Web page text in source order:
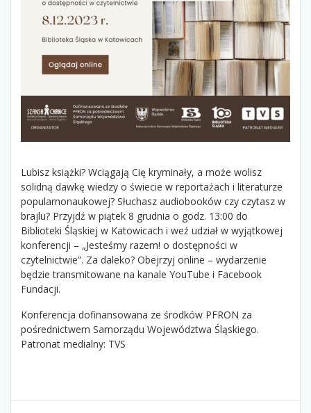
Lubisz książki? Wciągają Cię kryminały, a może wolisz
solidną dawkę wiedzy o świecie w reportażach i literaturze
popularnonaukowej? Słuchasz audiobooków czy czytasz w
brajlu? Przyjdź w piątek 8 grudnia o godz. 13:00 do
Biblioteki Śląskiej w Katowicach i weź udział w wyjątkowej
konferencji – „Jesteśmy razem! o dostępności w
czytelnictwie”. Za daleko? Obejrzyj online – wydarzenie
będzie transmitowane na kanale YouTube i Facebook
Fundacji.
Konferencja dofinansowana ze środków PFRON za
pośrednictwem Samorządu Województwa Śląskiego.
Patronat medialny: TVS